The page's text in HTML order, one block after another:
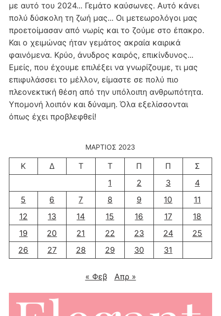
με αυτό του 2024... Γεμάτο καύσωνες. Αυτό κάνει
πολύ δύσκολη τη ζωή μας... Οι μετεωρολόγοι μας
προετοίμασαν από νωρίς και το ζούμε στο έπακρο.
Και ο χειμώνας ήταν γεμάτος ακραία καιρικά
φαινόμενα. Κρύο, άνυδρος καιρός, επικίνδυνος...
Εμείς, που έχουμε επιλέξει να γνωρίζουμε, τι μας
επιφυλάσσει το μέλλον, είμαστε σε πολύ πιο
πλεονεκτική θέση από την υπόλοιπη ανθρωπότητα.
Υπομονή λοιπόν και δύναμη. Όλα εξελίσσονται
όπως έχει προβλεφθεί!
ΜΆΡΤΙΟΣ 2023
Κ Δ Τ Τ Π Π
Σ
1
2 3
4
5
6 7 8 9 10
11
12
13 14 15 16 17
18
19
20 21 22 23 24
25
26
27 28 29 30 31
« Φεβ Απρ »